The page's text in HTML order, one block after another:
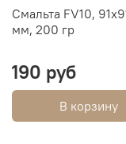
Смальта FV10,
мм, 200 гр
190 руб
В корзину